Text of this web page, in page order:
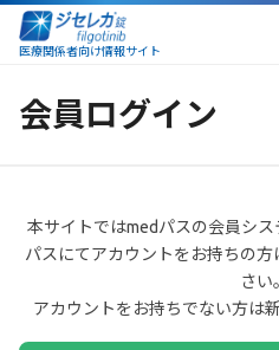
医療関係者向け情報サイト
会員ログイン
本サイトではmedパスの会員シ
パスにてアカウントをお持ちの
さい。
アカウントをお持ちでない方は